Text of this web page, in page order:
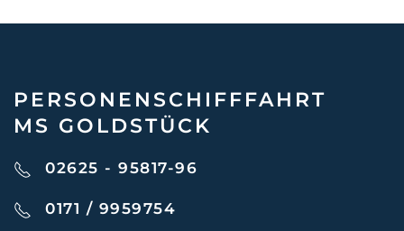
PERSONEN­SCHIFF­FAHRT
MS GOLDSTÜCK
02625 - 95817-96
0171 / 9959754